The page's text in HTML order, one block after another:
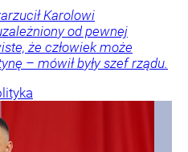
Karolowi
od pewnej
że człowiek może
– mówił były szef rządu.